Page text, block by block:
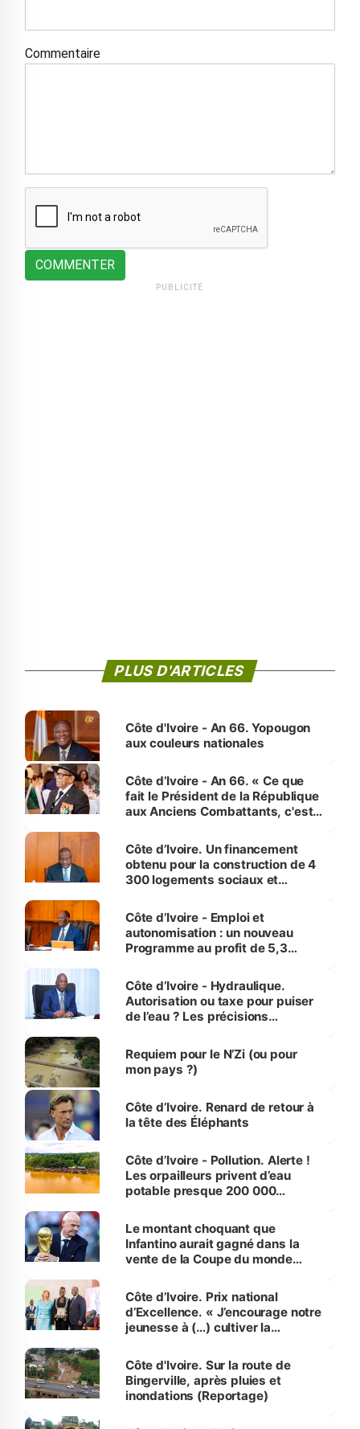
Commentaire
COMMENTER
PUBLICITÉ
PLUS D'ARTICLES
Côte d'Ivoire - An 66. Yopougon
aux couleurs nationales
Côte d’Ivoire - An 66. « Ce que
fait le Président de la République
aux Anciens Combattants, c'est
Côte d’Ivoire. Un financement
obtenu pour la construction de 4
300 logements sociaux et
et Yamoussoukro
Côte d’Ivoire - Emploi et
autonomisation : un nouveau
Programme au profit de 5,3
Côte d’Ivoire - Hydraulique.
Autorisation ou taxe pour puiser
de l’eau ? Les précisions
Requiem pour le N’Zi (ou pour
mon pays ?)
Côte d’Ivoire. Renard de retour à
la tête des Éléphants
Côte d’Ivoire - Pollution. Alerte !
Les orpailleurs privent d’eau
potable presque 200 000
Le montant choquant que
Infantino aurait gagné dans la
vente de la Coupe du monde
Côte d’Ivoire. Prix national
d’Excellence. « J’encourage notre
jeunesse à (…) cultiver la
(Alassane Ouattara
Côte d'Ivoire. Sur la route de
Bingerville, après pluies et
inondations (Reportage)